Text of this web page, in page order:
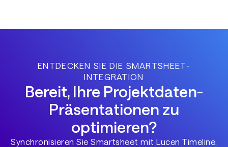
ENTDECKEN SIE DIE SMARTSHEET-
INTEGRATION
Bereit, Ihre Projektdaten-
Präsentationen zu
optimieren?
Synchronisieren Sie Smartsheet mit Lucen Timeline,